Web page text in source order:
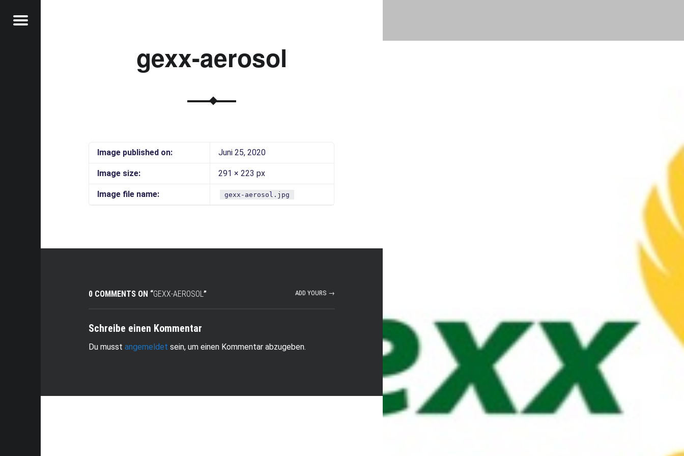
Bad Saarow Electric
Menu
gexx-aerosol
Image published on: Juni 25, 2020
Image size: 291 × 223 px
Image file name: gexx-aerosol.jpg
0 COMMENTS ON “GEXX-AEROSOL” ADD YOURS →
Schreibe einen Kommentar
Du musstangemeldet sein, um einen Kommentar abzugeben.